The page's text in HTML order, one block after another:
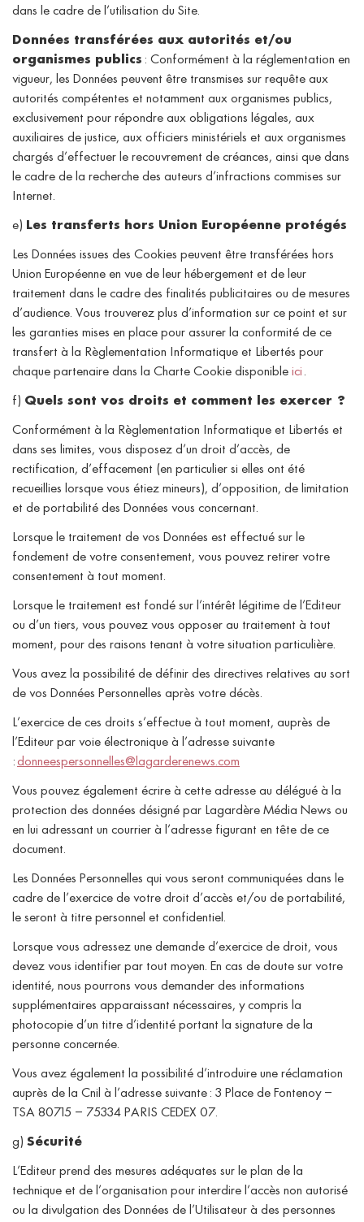
dans le cadre de l’utilisation du Site.
Données transférées aux autorités et/ou
organismes publics : Conformément à la réglementation en
vigueur, les Données peuvent être transmises sur requête aux
autorités compétentes et notamment aux organismes publics,
exclusivement pour répondre aux obligations légales, aux
auxiliaires de justice, aux officiers ministériels et aux organismes
chargés d’effectuer le recouvrement de créances, ainsi que dans
le cadre de la recherche des auteurs d’infractions commises sur
Internet.
e) Les transferts hors Union Européenne protégés
Les Données issues des Cookies peuvent être transférées hors
Union Européenne en vue de leur hébergement et de leur
traitement dans le cadre des finalités publicitaires ou de mesures
d’audience. Vous trouverez plus d’information sur ce point et sur
les garanties mises en place pour assurer la conformité de ce
transfert à la Règlementation Informatique et Libertés pour
chaque partenaire dans la Charte Cookie disponible ici .
f) Quels sont vos droits et comment les exercer ?
Conformément à la Règlementation Informatique et Libertés et
dans ses limites, vous disposez d’un droit d’accès, de
rectification, d’effacement (en particulier si elles ont été
recueillies lorsque vous étiez mineurs), d’opposition, de limitation
et de portabilité des Données vous concernant.
Lorsque le traitement de vos Données est effectué sur le
fondement de votre consentement, vous pouvez retirer votre
consentement à tout moment.
Lorsque le traitement est fondé sur l’intérêt légitime de l’Editeur
ou d’un tiers, vous pouvez vous opposer au traitement à tout
moment, pour des raisons tenant à votre situation particulière.
Vous avez la possibilité de définir des directives relatives au sort
de vos Données Personnelles après votre décès.
L’exercice de ces droits s’effectue à tout moment, auprès de
l’Editeur par voie électronique à l’adresse suivante
:donneespersonnelles@lagarderenews.com
Vous pouvez également écrire à cette adresse au délégué à la
protection des données désigné par Lagardère Média News ou
en lui adressant un courrier à l’adresse figurant en tête de ce
document.
Les Données Personnelles qui vous seront communiquées dans le
cadre de l’exercice de votre droit d’accès et/ou de portabilité,
le seront à titre personnel et confidentiel.
Lorsque vous adressez une demande d’exercice de droit, vous
devez vous identifier par tout moyen. En cas de doute sur votre
identité, nous pourrons vous demander des informations
supplémentaires apparaissant nécessaires, y compris la
photocopie d’un titre d’identité portant la signature de la
personne concernée.
Vous avez également la possibilité d’introduire une réclamation
auprès de la Cnil à l’adresse suivante : 3 Place de Fontenoy –
TSA 80715 – 75334 PARIS CEDEX 07.
g) Sécurité
L’Editeur prend des mesures adéquates sur le plan de la
technique et de l’organisation pour interdire l’accès non autorisé
ou la divulgation des Données de l’Utilisateur à des personnes